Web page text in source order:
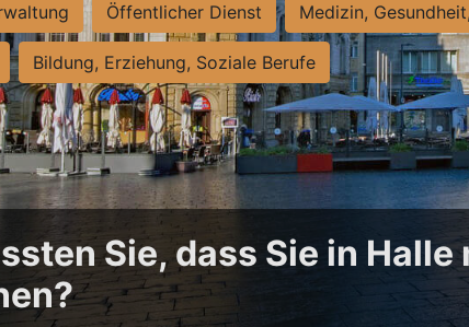
Öffentlicher Dienst Medizin,
Bildung, Erziehung, Soziale Berufe
Sie, dass Sie in